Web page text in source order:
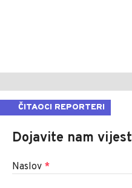
ČITAOCI REPORTERI
Dojavite nam vijest
Naslov *